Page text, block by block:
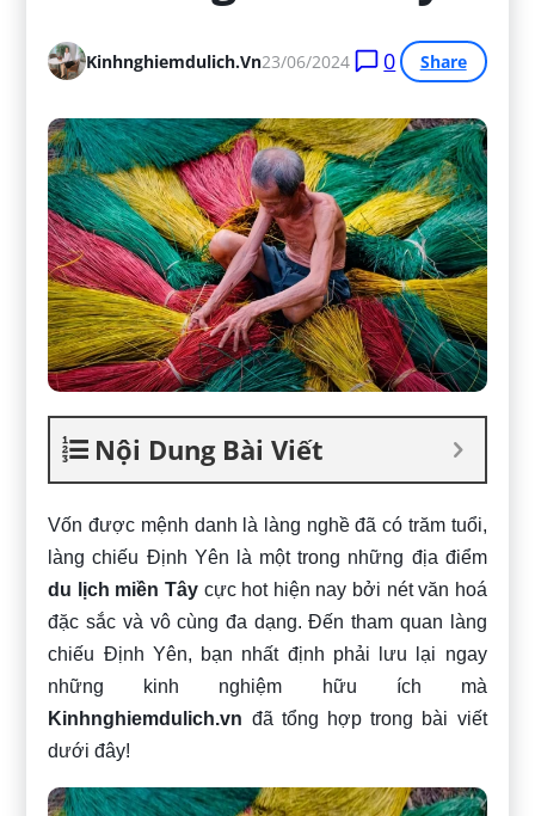
Kinhnghiemdulich.vn23/06/2024 0 Share
Nội Dung Bài Viết
Vốn được mệnh danh là làng nghề đã có trăm tuổi,
làng chiếu Định Yên là một trong những địa điểm
du lịch miền Tây cực hot hiện nay bởi nét văn hoá
đặc sắc và vô cùng đa dạng. Đến tham quan làng
chiếu Định Yên, bạn nhất định phải lưu lại ngay
những kinh nghiệm hữu ích mà
Kinhnghiemdulich.vn đã tổng hợp trong bài viết
dưới đây!